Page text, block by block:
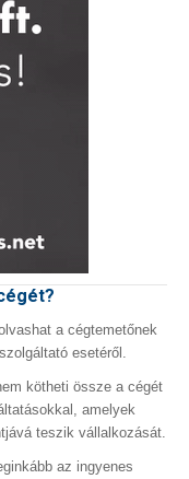
a cégtemetőnek
esetéről.
kötheti össze a cégét
amelyek
teszik vállalkozását.
az ingyenes